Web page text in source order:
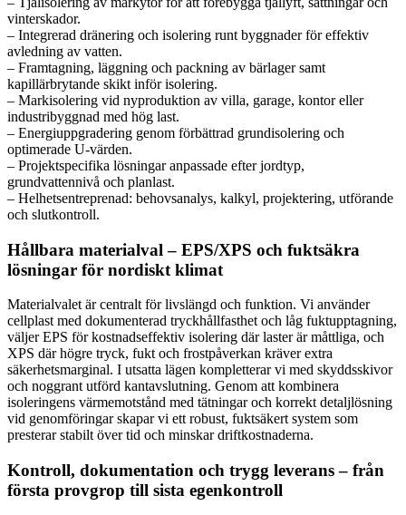
vinterskador.
– Integrerad dränering och isolering runt byggnader för effektiv
avledning av vatten.
– Framtagning, läggning och packning av bärlager samt
kapillärbrytande skikt inför isolering.
– Markisolering vid nyproduktion av villa, garage, kontor eller
industribyggnad med hög last.
– Energiuppgradering genom förbättrad grundisolering och
optimerade U-värden.
– Projektspecifika lösningar anpassade efter jordtyp,
grundvattennivå och planlast.
– Helhetsentreprenad: behovsanalys, kalkyl, projektering, utförande
och slutkontroll.
Hållbara materialval – EPS/XPS och fuktsäkra
lösningar för nordiskt klimat
Materialvalet är centralt för livslängd och funktion. Vi använder
cellplast med dokumenterad tryckhållfasthet och låg fuktupptagning,
väljer EPS för kostnadseffektiv isolering där laster är måttliga, och
XPS där högre tryck, fukt och frostpåverkan kräver extra
säkerhetsmarginal. I utsatta lägen kompletterar vi med skyddsskivor
och noggrant utförd kantavslutning. Genom att kombinera
isoleringens värmemotstånd med tätningar och korrekt detaljlösning
vid genomföringar skapar vi ett robust, fuktsäkert system som
presterar stabilt över tid och minskar driftkostnaderna.
Kontroll, dokumentation och trygg leverans – från
första provgrop till sista egenkontroll